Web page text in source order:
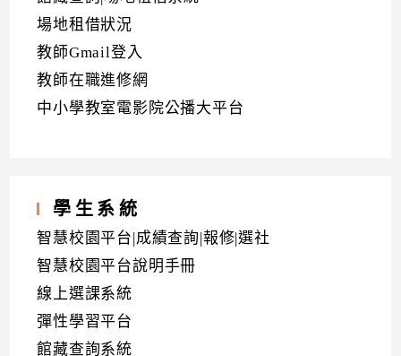
場地租借狀況
教師Gmail登入
教師在職進修網
中小學教室電影院公播大平台
學生系統
智慧校園平台|成績查詢|報修|選社
智慧校園平台說明手冊
線上選課系統
彈性學習平台
館藏查詢系統